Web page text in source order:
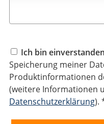
Ich bin einverstanden
Speicherung meiner
Produktinformationen
(weitere Informationen
Datenschutzerklärung).